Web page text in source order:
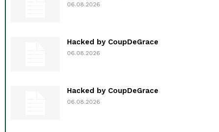
06.08.2026
Hacked by CoupDeGrace
06.08.2026
Hacked by CoupDeGrace
06.08.2026